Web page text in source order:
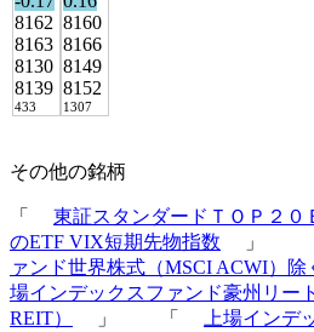
8162
8163
8130
8139
433
8160
8166
8149
8152
1307
その他の銘柄
「 東証スタンダードＴＯＰ２０
のETF VIX短期先物指数
」
ァンド世界株式（MSCI ACWI）除
場インデックスファンド豪州リー
REIT）
」 「
上場インデ